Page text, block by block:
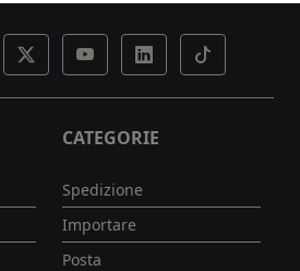
CATEGORIE
Spedizione
Importare
Posta